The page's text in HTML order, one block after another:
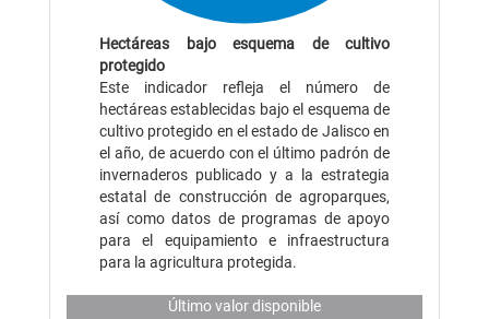
Hectáreas bajo esquema de cultivo
protegido
Este indicador refleja el número de
hectáreas establecidas bajo el esquema de
cultivo protegido en el estado de Jalisco en
el año, de acuerdo con el último padrón de
invernaderos publicado y a la estrategia
estatal de construcción de agroparques,
así como datos de programas de apoyo
para el equipamiento e infraestructura
para la agricultura protegida.
Último valor disponible